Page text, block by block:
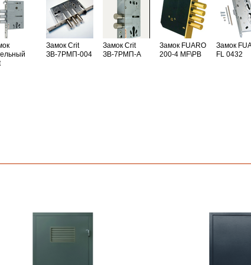
Замок Crit
ЗВ-7РМП-004
Замок Crit
ЗВ-7РМП-А
Замок FUARO
200-4 MF\РВ
Замок
FL 0432